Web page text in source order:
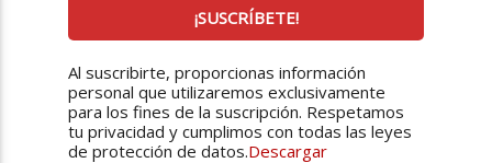
Al suscribirte, proporcionas información
personal que utilizaremos exclusivamente
para los fines de la suscripción. Respetamos
tu privacidad y cumplimos con todas las leyes
de protección de datos.Descargar